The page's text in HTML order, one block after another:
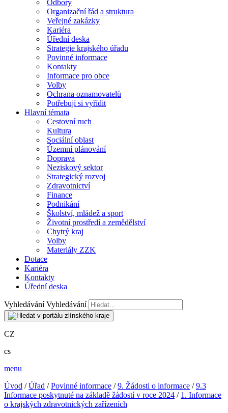
Odbory
Organizační řád a struktura
Veřejné zakázky
Kariéra
Úřední deska
Strategie krajského úřadu
Povinné informace
Kontakty
Informace pro obce
Volby
Ochrana oznamovatelů
Potřebuji si vyřídit
Hlavní témata
Cestovní ruch
Kultura
Sociální oblast
Územní plánování
Doprava
Neziskový sektor
Strategický rozvoj
Zdravotnictví
Finance
Podnikání
Školství, mládež a sport
Životní prostředí a zemědělství
Chytrý kraj
Volby
Materiály ZZK
Dotace
Kariéra
Kontakty
Úřední deska
Vyhledávání Vyhledávání
CZ
cs
menu
Úvod /Úřad /Povinné informace /9. Žádosti o informace /9.3
Informace poskytnuté na základě žádostí v roce 2024 / 1. Informace
o krajských zdravotnických zařízeních